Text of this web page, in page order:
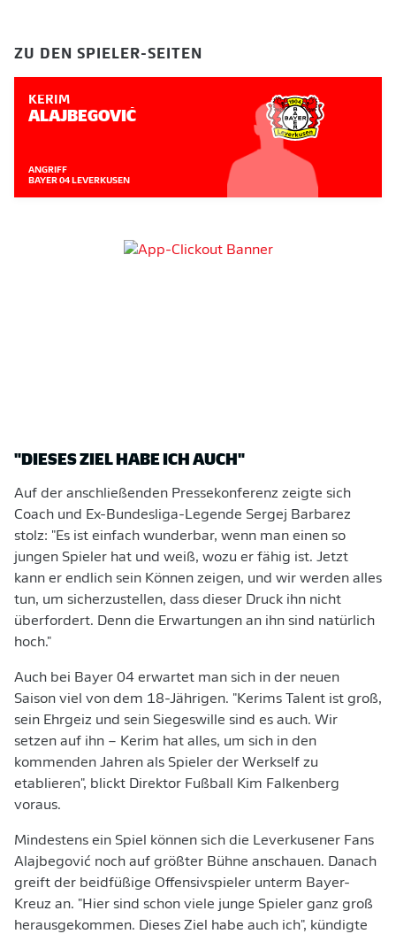
ZU DEN SPIELER-SEITEN
KERIM
ALAJBEGOVIĆ
ANGRIFF
BAYER 04 LEVERKUSEN
"DIESES ZIEL HABE ICH AUCH"
Auf der anschließenden Pressekonferenz zeigte sich
Coach und Ex-Bundesliga-Legende Sergej Barbarez
stolz: "Es ist einfach wunderbar, wenn man einen so
jungen Spieler hat und weiß, wozu er fähig ist. Jetzt
kann er endlich sein Können zeigen, und wir werden alles
tun, um sicherzustellen, dass dieser Druck ihn nicht
überfordert. Denn die Erwartungen an ihn sind natürlich
hoch."
Auch bei Bayer 04 erwartet man sich in der neuen
Saison viel von dem 18-Jährigen. "Kerims Talent ist groß,
sein Ehrgeiz und sein Siegeswille sind es auch. Wir
setzen auf ihn – Kerim hat alles, um sich in den
kommenden Jahren als Spieler der Werkself zu
etablieren", blickt Direktor Fußball Kim Falkenberg
voraus.
Mindestens ein Spiel können sich die Leverkusener Fans
Alajbegović noch auf größter Bühne anschauen. Danach
greift der beidfüßige Offensivspieler unterm Bayer-
Kreuz an. "Hier sind schon viele junge Spieler ganz groß
herausgekommen. Dieses Ziel habe auch ich", kündigte